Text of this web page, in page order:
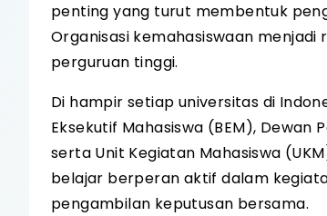
penting yang turut membentuk
Organisasi kemahasiswaan
perguruan tinggi.
Di hampir setiap universitas di
Eksekutif Mahasiswa (BEM), Dewan
serta Unit Kegiatan Mahasiswa
belajar berperan aktif dalam
pengambilan keputusan bersama.